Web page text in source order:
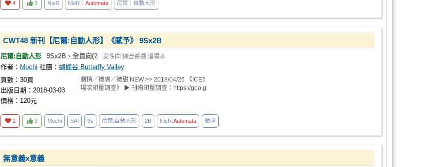
4 3 NieR NieR： Automata 尼爾：自動人形
CWT48 新刊【尼爾:自動人形】《賦予》 9Sx2B
尼爾:自動人形 9Sx2B、全員向(? 女性向 綜合遊戲 漫畫本
作者： Mochi 社團： 蝴蝶谷 Butterfly Valley
頁數：30頁
出版日期：2018-03-03
價格：120元
劇情／微虐／微甜 NEW >> 2018/04/26 《ICE5
場次印量調查》 ▶ 刊物印量調查：https://goo.gl
2 3 Mochi SAI 9s 尼爾:自動人形 2B NieR:Automata 微虐
無意義x意義